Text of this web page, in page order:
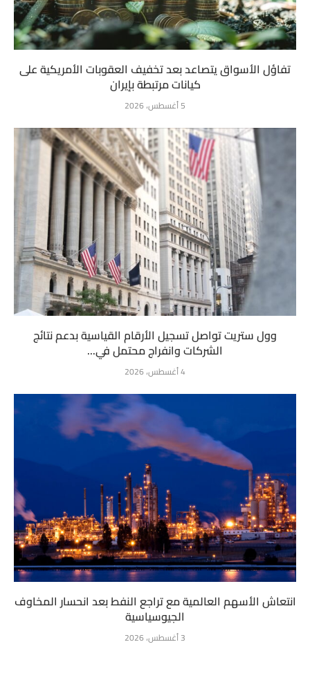
تفاؤل الأسواق يتصاعد بعد تخفيف العقوبات الأمريكية على
كيانات مرتبطة بإيران
5 أغسطس، 2026
وول ستريت تواصل تسجيل الأرقام القياسية بدعم نتائج
الشركات وانفراج محتمل في...
4 أغسطس، 2026
انتعاش الأسهم العالمية مع تراجع النفط بعد انحسار المخاوف
الجيوسياسية
3 أغسطس، 2026